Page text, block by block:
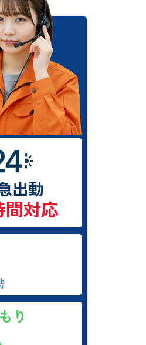
出動
間対応
り